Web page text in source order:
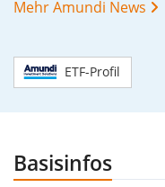
Mehr Amundi News
ETF-Profil
Basisinfos